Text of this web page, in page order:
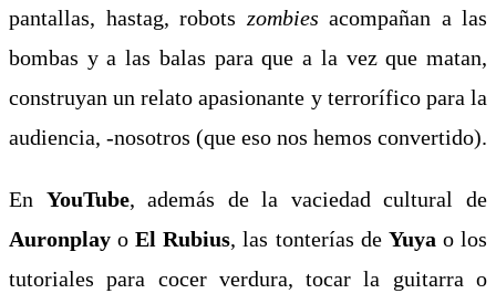
pantallas, hastag, robots zombies acompañan a las
bombas y a las balas para que a la vez que matan,
construyan un relato apasionante y terrorífico para la
audiencia, -nosotros (que eso nos hemos convertido).
En YouTube, además de la vaciedad cultural de
Auronplay oEl Rubius, las tonterías de Yuya o los
tutoriales para cocer verdura, tocar la guitarra o